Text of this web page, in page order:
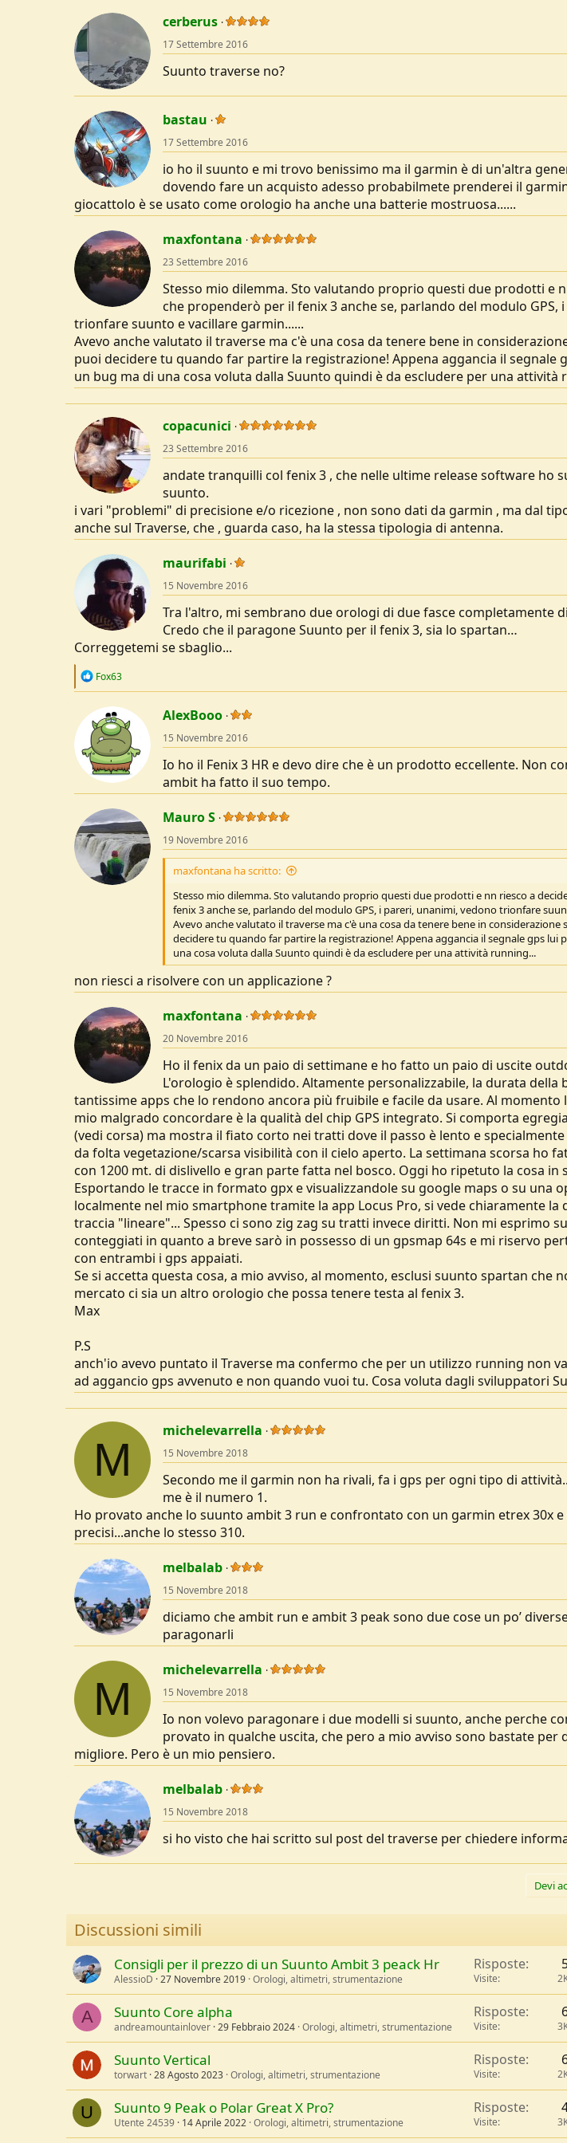
c
n
s
:
cerberus
17 Settembre 2016
Suunto traverse no?
bastau
17 Settembre 2016
io ho il suunto e mi trovo benissimo ma il garmin è di un'altra
dovendo fare un acquisto adesso probabilmete prenderei il
giocattolo è se usato come orologio ha anche una batterie mostruosa......
maxfontana
23 Settembre 2016
Stesso mio dilemma. Sto valutando proprio questi due prodotti e
che propenderò per il fenix 3 anche se, parlando del modulo GPS,
trionfare suunto e vacillare garmin......
Avevo anche valutato il traverse ma c'è una cosa da tenere bene in
puoi decidere tu quando far partire la registrazione! Appena aggancia il segnale
un bug ma di una cosa voluta dalla Suunto quindi è da escludere per una attività
copacunici
23 Settembre 2016
andate tranquilli col fenix 3 , che nelle ultime release software ho
suunto.
i vari "problemi" di precisione e/o ricezione , non sono dati da garmin , ma dal
anche sul Traverse, che , guarda caso, ha la stessa tipologia di antenna.
maurifabi
15 Novembre 2016
Tra l'altro, mi sembrano due orologi di due fasce completamente
Credo che il paragone Suunto per il fenix 3, sia lo spartan…
Correggetemi se sbaglio...
R
c
t
o
n
s
Fox63
AlexBooo
15 Novembre 2016
Io ho il Fenix 3 HR e devo dire che è un prodotto eccellente. Non
ambit ha fatto il suo tempo.
Mauro S
19 Novembre 2016
maxfontana ha scritto:
Stesso mio dilemma. Sto valutando proprio questi due prodotti e nn riesco a
fenix 3 anche se, parlando del modulo GPS, i pareri, unanimi, vedono trionfare
Avevo anche valutato il traverse ma c'è una cosa da tenere bene in
decidere tu quando far partire la registrazione! Appena aggancia il segnale gps lui
una cosa voluta dalla Suunto quindi è da escludere per una attività running...
non riesci a risolvere con un applicazione ?
maxfontana
20 Novembre 2016
Ho il fenix da un paio di settimane e ho fatto un paio di uscite
L'orologio è splendido. Altamente personalizzabile, la durata della
tantissime apps che lo rendono ancora più fruibile e facile da usare. Al momento
mio malgrado concordare è la qualità del chip GPS integrato. Si comporta
(vedi corsa) ma mostra il fiato corto nei tratti dove il passo è lento e
da folta vegetazione/scarsa visibilità con il cielo aperto. La settimana scorsa ho
con 1200 mt. di dislivello e gran parte fatta nel bosco. Oggi ho ripetuto la cosa in
Esportando le tracce in formato gpx e visualizzandole su google maps o su una
localmente nel mio smartphone tramite la app Locus Pro, si vede chiaramente la
traccia "lineare"... Spesso ci sono zig zag su tratti invece diritti. Non mi esprimo
conteggiati in quanto a breve sarò in possesso di un gpsmap 64s e mi riservo
con entrambi i gps appaiati.
Se si accetta questa cosa, a mio avviso, al momento, esclusi suunto spartan che
mercato ci sia un altro orologio che possa tenere testa al fenix 3.
Max
P.S
anch'io avevo puntato il Traverse ma confermo che per un utilizzo running non
ad aggancio gps avvenuto e non quando vuoi tu. Cosa voluta dagli sviluppatori
M
michelevarrella
15 Novembre 2018
Secondo me il garmin non ha rivali, fa i gps per ogni tipo di
me è il numero 1.
Ho provato anche lo suunto ambit 3 run e confrontato con un garmin etrex 30x
precisi...anche lo stesso 310.
melbalab
15 Novembre 2018
diciamo che ambit run e ambit 3 peak sono due cose un po’
paragonarli
M
michelevarrella
15 Novembre 2018
Io non volevo paragonare i due modelli si suunto, anche perche
provato in qualche uscita, che pero a mio avviso sono bastate per
migliore. Pero è un mio pensiero.
melbalab
15 Novembre 2018
si ho visto che hai scritto sul post del traverse per chiedere
Devi
Discussioni simili
Consigli per il prezzo di un Suunto Ambit 3 peack Hr
AlessioD 27 Novembre 2019 Orologi, altimetri, strumentazione
Risposte
Visite
A Suunto Core alpha
andreamountainlover 29 Febbraio 2024 Orologi, altimetri, strumentazione
Risposte
Visite
Suunto Vertical
torwart 28 Agosto 2023 Orologi, altimetri, strumentazione
Risposte
Visite
U Suunto 9 Peak o Polar Great X Pro?
Utente 24539 14 Aprile 2022 Orologi, altimetri, strumentazione
Risposte
Visite